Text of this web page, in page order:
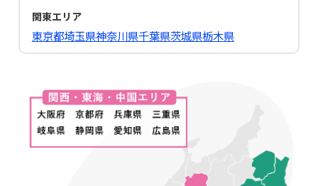
関東エリア
東京都埼玉県神奈川県千葉県茨城県栃木県